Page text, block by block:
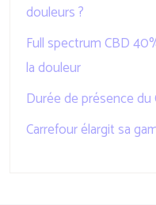
douleurs ?
Full spectrum CBD
la douleur
Durée de présence
Carrefour élargit sa